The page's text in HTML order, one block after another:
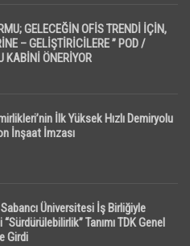
GELECEĞİN OFİS TRENDİ İÇİN,
– GELİŞTİRİCİLERE ” POD /
KABİNİ ÖNERİYOR
İlk Yüksek Hızlı Demiryolu
İnşaat İmzası
Üniversitesi İş Birliğiyle
“Sürdürülebilirlik” Tanımı TDK Genel
Girdi